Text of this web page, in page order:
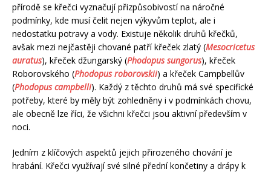
přírodě se křečci vyznačují přizpůsobivostí na náročné
podmínky, kde musí čelit nejen výkyvům teplot, ale i
nedostatku potravy a vody. Existuje několik druhů křečků,
avšak mezi nejčastěji chované patří křeček zlatý (Mesocricetus
auratus), křeček džungarský (Phodopus sungorus), křeček
Roborovského (Phodopus roborovskii) a křeček Campbellův
(Phodopus campbelli). Každý z těchto druhů má své specifické
potřeby, které by měly být zohledněny i v podmínkách chovu,
ale obecně lze říci, že všichni křečci jsou aktivní především v
noci.
Jedním z klíčových aspektů jejich přirozeného chování je
hrabání. Křečci využívají své silné přední končetiny a drápy k